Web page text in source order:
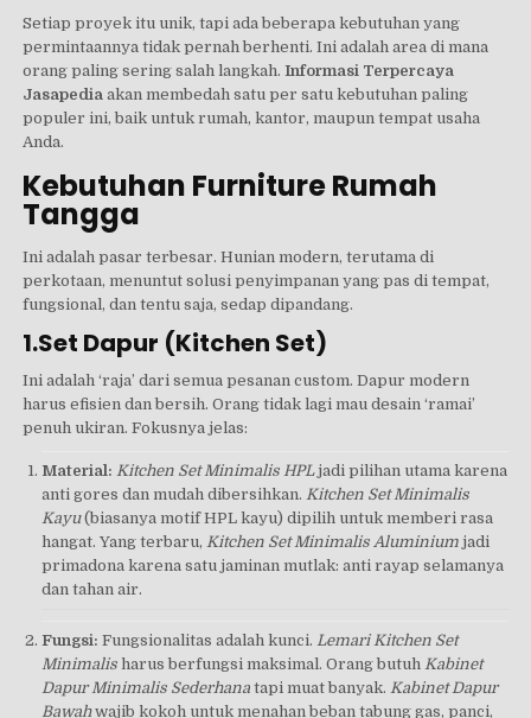
Setiap proyek itu unik, tapi ada beberapa kebutuhan yang
permintaannya tidak pernah berhenti. Ini adalah area di mana
orang paling sering salah langkah.Informasi Terpercaya
Jasapedia akan membedah satu per satu kebutuhan paling
populer ini, baik untuk rumah, kantor, maupun tempat usaha
Anda.
Kebutuhan Furniture Rumah
Tangga
Ini adalah pasar terbesar. Hunian modern, terutama di
perkotaan, menuntut solusi penyimpanan yang pas di tempat,
fungsional, dan tentu saja, sedap dipandang.
1.Set Dapur (Kitchen Set)
Ini adalah ‘raja’ dari semua pesanan custom. Dapur modern
harus efisien dan bersih. Orang tidak lagi mau desain ‘ramai’
penuh ukiran. Fokusnya jelas:
Material: Kitchen Set Minimalis HPLjadi pilihan utama karena
anti gores dan mudah dibersihkan. Kitchen Set Minimalis
Kayu(biasanya motif HPL kayu) dipilih untuk memberi rasa
hangat. Yang terbaru, Kitchen Set Minimalis Aluminiumjadi
primadona karena satu jaminan mutlak: anti rayap selamanya
dan tahan air.
Fungsi: Fungsionalitas adalah kunci. Lemari Kitchen Set
Minimalisharus berfungsi maksimal. Orang butuh Kabinet
Dapur Minimalis Sederhanatapi muat banyak. Kabinet Dapur
Bawahwajib kokoh untuk menahan beban tabung gas, panci,